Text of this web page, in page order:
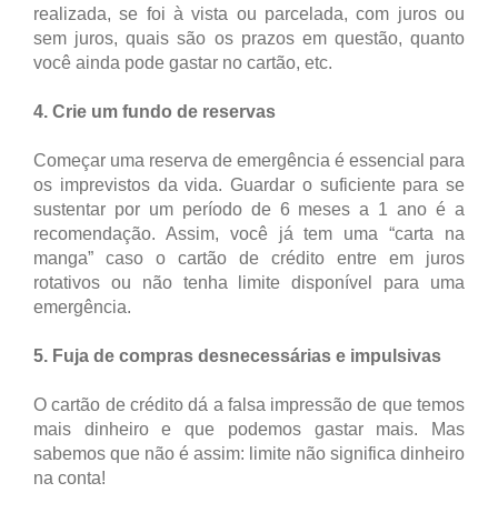
realizada, se foi à vista ou parcelada, com juros ou
sem juros, quais são os prazos em questão, quanto
você ainda pode gastar no cartão, etc.
4. Crie um fundo de reservas
Começar uma reserva de emergência é essencial para
os imprevistos da vida. Guardar o suficiente para se
sustentar por um período de 6 meses a 1 ano é a
recomendação. Assim, você já tem uma “carta na
manga” caso o cartão de crédito entre em juros
rotativos ou não tenha limite disponível para uma
emergência.
5. Fuja de compras desnecessárias e impulsivas
O cartão de crédito dá a falsa impressão de que temos
mais dinheiro e que podemos gastar mais. Mas
sabemos que não é assim: limite não significa dinheiro
na conta!